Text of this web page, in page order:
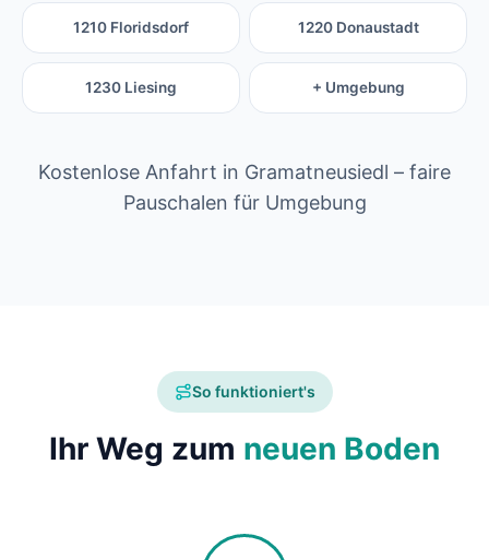
1210 Floridsdorf 1220 Donaustadt
1230 Liesing + Umgebung
Kostenlose Anfahrt in Gramatneusiedl – faire
Pauschalen für Umgebung
So funktioniert's
Ihr Weg zum neuen Boden